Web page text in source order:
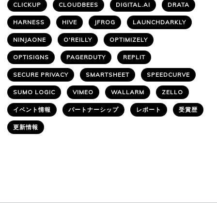
CLICKUP CLOUDBEES DIGITAL.AI DRATA
HARNESS HIVE JFROG LAUNCHDARKLY
NINJAONE O'REILLY OPTIMIZELY
OPTISIGNS PAGERDUTY REPLIT
SECURE PRIVACY SMARTSHEET SPEEDCURVE
SUMO LOGIC VIMEO WALLARM ZELLO
イベント情報 パートナーシップ レポート 受賞歴
更新情報